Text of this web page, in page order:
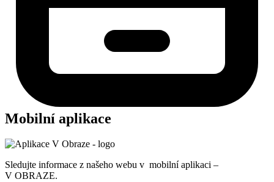
Mobilní aplikace
Sledujte informace z našeho webu v mobilní aplikaci –
V OBRAZE.